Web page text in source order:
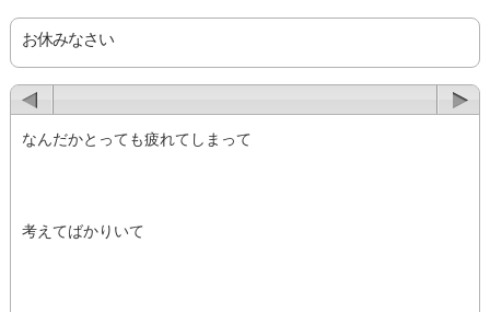
お休みなさい
なんだかとっても疲れてしまって
考えてばかりいて